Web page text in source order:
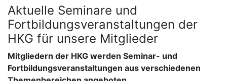
Aktuelle Seminare und
Fortbildungsveranstaltungen der
HKG für unsere Mitglieder
Mitgliedern der HKG werden Seminar- und
Fortbildungsveranstaltungen aus verschiedenen